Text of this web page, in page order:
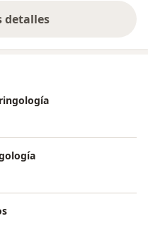
detalles
la experiencia